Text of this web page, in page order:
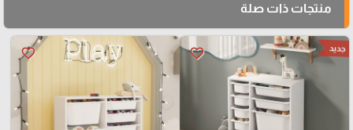
منتجات ذات صلة
favorite_border جديد favorite_border